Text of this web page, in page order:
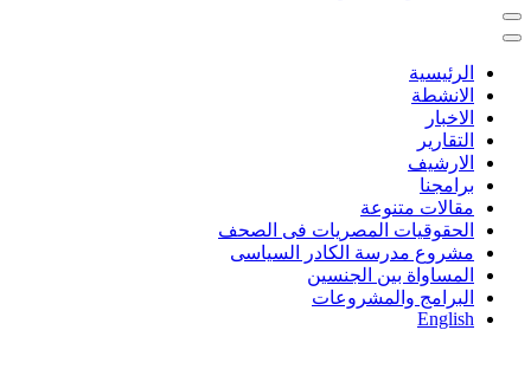
الرئيسية
الانشطة
الاخبار
التقارير
الارشيف
برامجنا
مقالات متنوعة
الحقوقيات المصريات فى الصحف
مشروع مدرسة الكادر السياسى
المساواة بين الجنسين
البرامج والمشروعات
English